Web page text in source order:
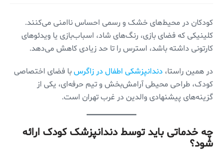
کودکان در محیط‌های خشک و رسمی احساس ناامنی می‌کنند.
کلینیکی که فضای بازی، رنگ‌های شاد، اسباب‌بازی یا ویدئوهای
کارتونی داشته باشد، استرس را تا حد زیادی کاهش می‌دهد.
در همین راستا، دندانپزشکی اطفال در زاگرسبا فضای اختصاصی
کودک، طراحی محیطی آرامش‌بخش و تیم حرفه‌ای، یکی از
گزینه‌های پیشنهادی والدین در غرب تهران است.
چه خدماتی باید توسط دندانپزشک کودک ارائه
شود؟